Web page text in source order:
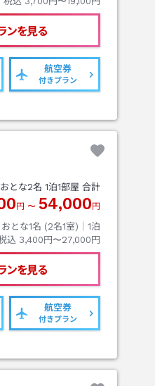
ンを見る
航空券
付きプラン
おとな2名 1泊1部屋 合計
円 〜 54,000 円
おとな1名 (2名1室)｜ 1泊
込 3,400円〜27,000円
ンを見る
航空券
付きプラン